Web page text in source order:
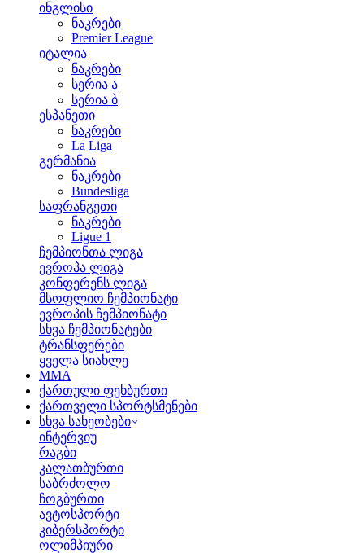
ინგლისი
ნაკრები
Premier League
იტალია
ნაკრები
სერია ა
სერია ბ
ესპანეთი
ნაკრები
La Liga
გერმანია
ნაკრები
Bundesliga
საფრანგეთი
ნაკრები
Ligue 1
ჩემპიონთა ლიგა
ევროპა ლიგა
კონფერენს ლიგა
მსოფლიო ჩემპიონატი
ევროპის ჩემპიონატი
სხვა ჩემპიონატები
ტრანსფერები
ყველა სიახლე
MMA
ქართული ფეხბურთი
ქართველი სპორტსმენები
სხვა სახეობები
ინტერვიუ
რაგბი
კალათბურთი
საბრძოლო
ჩოგბურთი
ავტოსპორტი
კიბერსპორტი
ოლიმპიური